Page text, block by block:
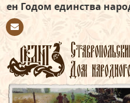
народов России
tact